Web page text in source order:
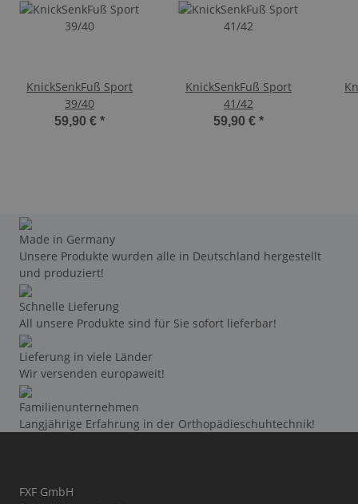
KnickSenkFuß Sport
39/40
59,90 € *
KnickSenkFuß Sport
41/42
59,90 € *
Made in Germany
Unsere Produkte wurden alle in Deutschland hergestellt
und produziert!
Schnelle Lieferung
All unsere Produkte sind für Sie sofort lieferbar!
Lieferung in viele Länder
Wir versenden europaweit!
Familienunternehmen
Langjährige Erfahrung in der Orthopädieschuhtechnik!
FXF GmbH